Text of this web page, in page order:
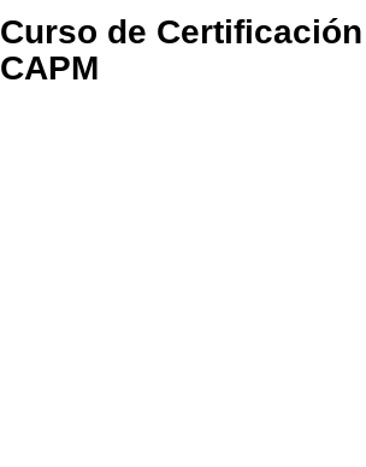
Curso de Certificación
CAPM